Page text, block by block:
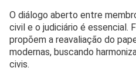
O diálogo aberto entre
civil e o judiciário é essencial.
propõem a reavaliação do
modernas, buscando
civis.